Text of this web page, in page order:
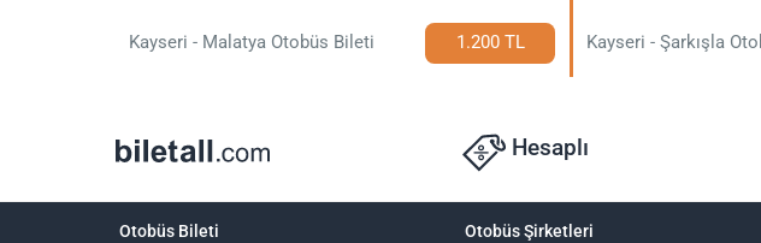
Kayseri - Malatya Otobüs Bileti 1.200 TL Kayseri - Şarkışla
Hesaplı
Otobüs Bileti Otobüs Şirketleri